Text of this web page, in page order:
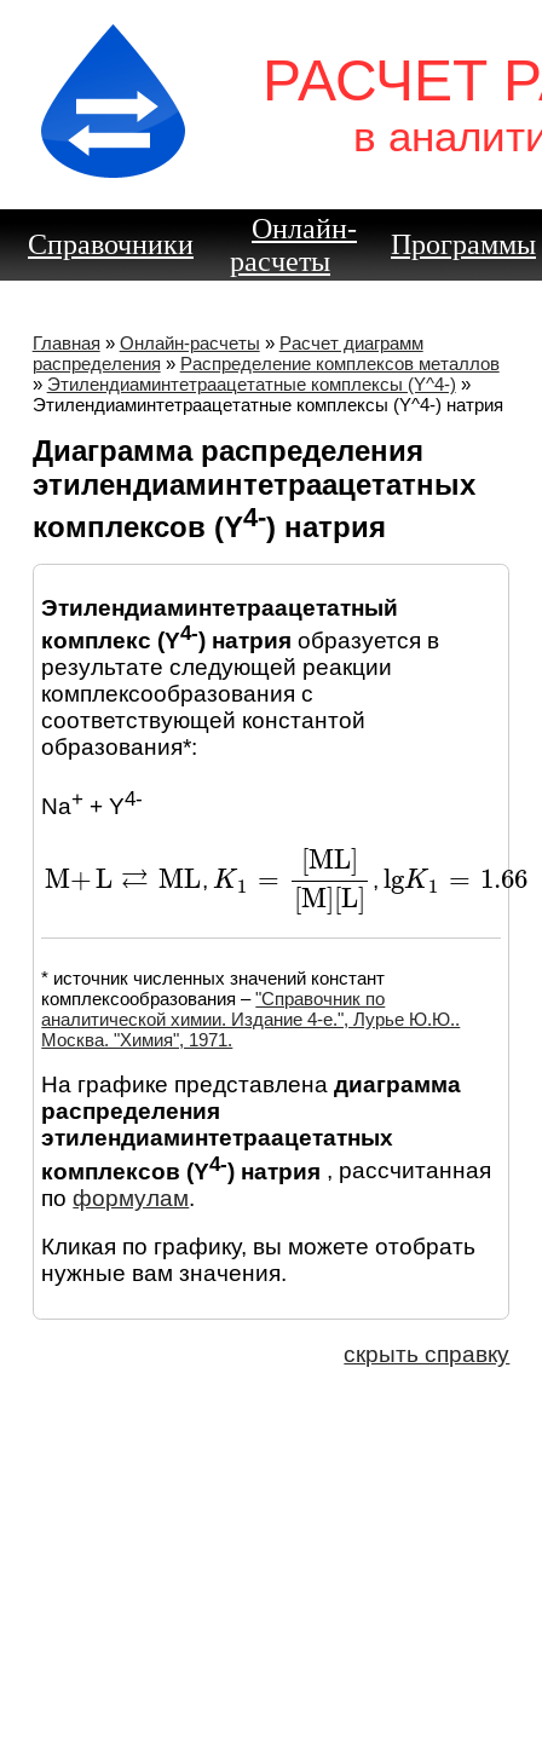
РАСЧЕТ
в
Справочники
Онлайн-
расчеты
Программы
Главная » Онлайн-расчеты » Расчет диаграмм
распределения » Распределение комплексов металлов
» Этилендиаминтетраацетатные комплексы (Y^4-) »
Этилендиаминтетраацетатные комплексы (Y^4-) натрия
Диаграмма распределения
этилендиаминтетраацетатных
комплексов (Y4-) натрия
Этилендиаминтетраацетатный
комплекс (Y4-) натрия образуется в
результате следующей реакции
комплексообразования с
соответствующей константой
образования*:
Na+ + Y4-
M+L ⇄ ML
M+L⇄ML , K 1 =
ML]
M] L]
K1= [ML][M][L] , lgK 1 = 1.66
lgK1= 1.66
* источник численных значений констант
комплексообразования –"Справочник по
аналитической химии. Издание 4-е.", Лурье Ю.Ю..
Москва. "Химия", 1971.
На графике представленадиаграмма
распределения
этилендиаминтетраацетатных
комплексов (Y4-) натрия , рассчитанная
поформулам.
Кликая по графику, вы можете отобрать
нужные вам значения.
скрыть справку